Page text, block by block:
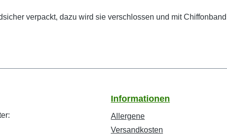
verpackt, dazu wird sie verschlossen und mit
Informationen
Allergene
Versandkosten